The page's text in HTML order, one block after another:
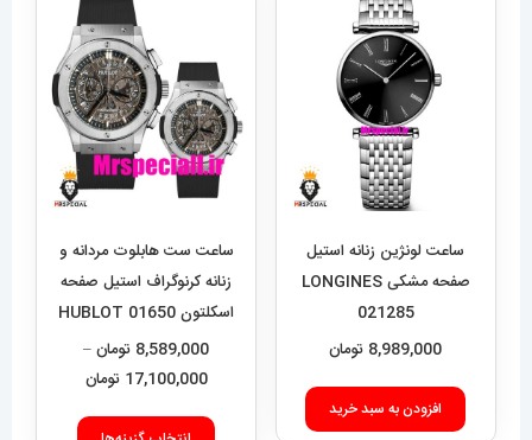
ساعت لونژین زنانه استیل
صفحه مشکی LONGINES
021285
8,989,000 تومان
افزودن به سبد خرید
ساعت ست هابلوت مردانه و
زنانه کرنوگراف استیل صفحه
اسکلتون 01650 HUBLOT
BIG BANG
8,589,000 تومان–
17,100,000 تومانمحدوده
این